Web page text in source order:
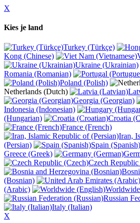
X
Kies je land
Turkey (Türkçe)
Kong (Chinese)
Ukraine (Ukrainian)
Romania (Romanian)
Poland (Polish)
Netherlands (Dutch)
Georgia (Georgian)
Indonesia (Indonesian)
(Hungarian)
Croatia
France (French)
Iran,
(Persian)
Spain (Spanish)
Greece (Greek)
Czech
(Bosnian)
(Arabic)
Russian
Italy (Italian)
X